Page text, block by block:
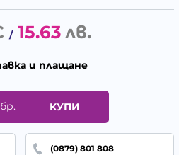
/ 15.63 лв.
и плащане
бр. КУПИ
(0879) 801 808